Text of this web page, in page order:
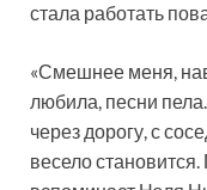
стала работать
«Смешнее меня,
любила, песни
через дорогу, с
весело